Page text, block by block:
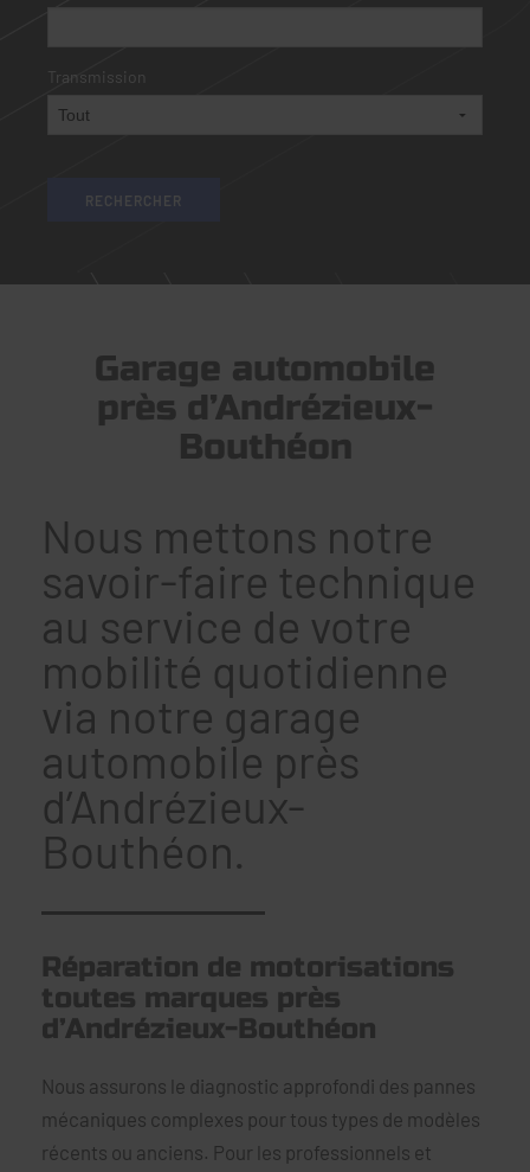
Transmission
Garage automobile
près d’Andrézieux-
Bouthéon
Nous mettons notre
savoir-faire technique
au service de votre
mobilité quotidienne
via notre garage
automobile près
d’Andrézieux-
Bouthéon.
Réparation de motorisations
toutes marques près
d’Andrézieux-Bouthéon
Nous assurons le diagnostic approfondi des pannes
mécaniques complexes pour tous types de modèles
récents ou anciens. Pour les professionnels et